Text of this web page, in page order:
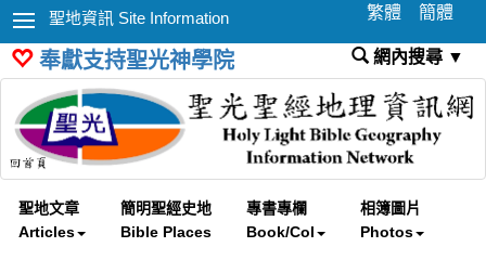
聖地資訊 Site Information 繁體 簡體
奉獻支持聖光神學院 網內搜尋 ▼
聖地文章
Articles
簡明聖經史地
Bible Places
專書專欄
Book/Col
相簿圖片
Photos